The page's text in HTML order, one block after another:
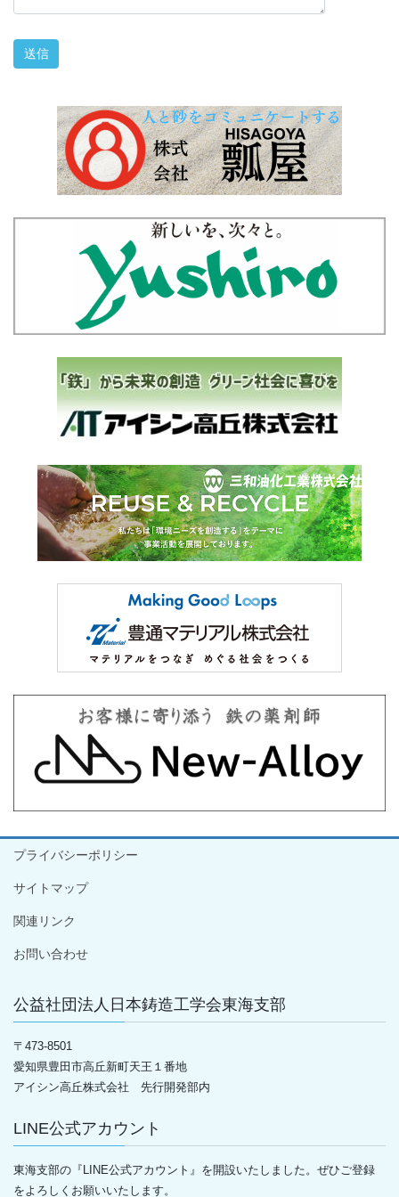
プライバシーポリシー
サイトマップ
関連リンク
お問い合わせ
公益社団法人日本鋳造工学会東海支部
〒 473-8501
愛知県豊田市高丘新町天王１番地
アイシン高丘株式会社 先行開発部内
LINE公式アカウント
東海支部の『LINE公式アカウント』を開設いたしました。ぜひご登録
をよろしくお願いいたします。